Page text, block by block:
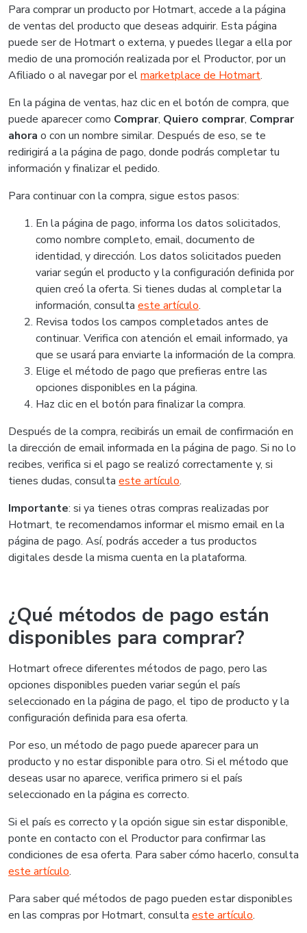
Para comprar un producto por Hotmart, accede a la página
de ventas del producto que deseas adquirir. Esta página
puede ser de Hotmart o externa, y puedes llegar a ella por
medio de una promoción realizada por el Productor, por un
Afiliado o al navegar por elmarketplace de Hotmart.
En la página de ventas, haz clic en el botón de compra, que
puede aparecer como Comprar, Quiero comprar, Comprar
ahora o con un nombre similar. Después de eso, se te
redirigirá a la página de pago, donde podrás completar tu
información y finalizar el pedido.
Para continuar con la compra, sigue estos pasos:
En la página de pago, informa los datos solicitados,
como nombre completo, email, documento de
identidad, y dirección. Los datos solicitados pueden
variar según el producto y la configuración definida por
quien creó la oferta. Si tienes dudas al completar la
información, consulta este artículo.
Revisa todos los campos completados antes de
continuar. Verifica con atención el email informado, ya
que se usará para enviarte la información de la compra.
Elige el método de pago que prefieras entre las
opciones disponibles en la página.
Haz clic en el botón para finalizar la compra.
Después de la compra, recibirás un email de confirmación en
la dirección de email informada en la página de pago. Si no lo
recibes, verifica si el pago se realizó correctamente y, si
tienes dudas, consulta este artículo.
Importante: si ya tienes otras compras realizadas por
Hotmart, te recomendamos informar el mismo email en la
página de pago. Así, podrás acceder a tus productos
digitales desde la misma cuenta en la plataforma.
¿Qué métodos de pago están
disponibles para comprar?
Hotmart ofrece diferentes métodos de pago, pero las
opciones disponibles pueden variar según el país
seleccionado en la página de pago, el tipo de producto y la
configuración definida para esa oferta.
Por eso, un método de pago puede aparecer para un
producto y no estar disponible para otro. Si el método que
deseas usar no aparece, verifica primero si el país
seleccionado en la página es correcto.
Si el país es correcto y la opción sigue sin estar disponible,
ponte en contacto con el Productor para confirmar las
condiciones de esa oferta. Para saber cómo hacerlo, consulta
este artículo.
Para saber qué métodos de pago pueden estar disponibles
en las compras por Hotmart, consulta este artículo.